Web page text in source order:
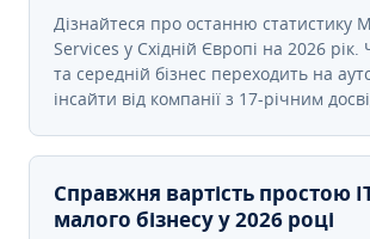
Дізнайтеся про останню статистику
Services у Східній Європі на 2026
та середній бізнес переходить на
інсайти від компанії з 17-річним
Справжня вартість простою
малого бізнесу у 2026 році